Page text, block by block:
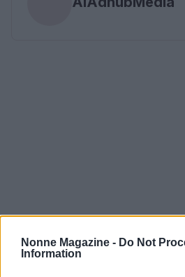
Nonne Magazine - Do Not
Information